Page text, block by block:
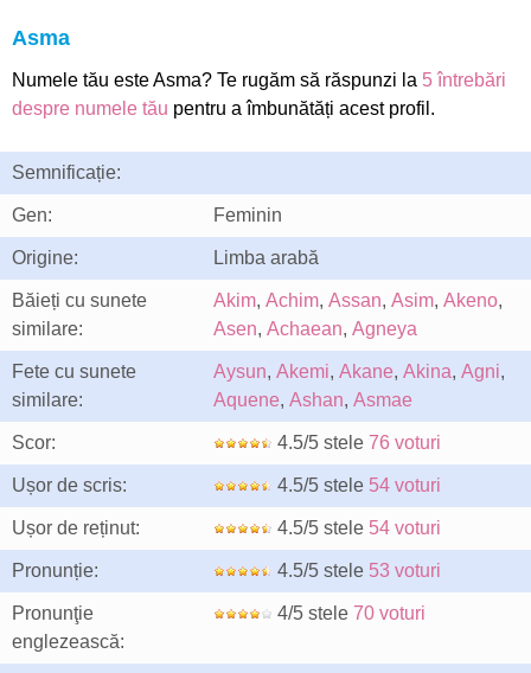
Asma
Numele tău este Asma? Te rugăm să răspunzi la 5 întrebări
despre numele tău pentru a îmbunătăți acest profil.
Semnificație:
Gen: Feminin
Origine: Limba arabă
Băieți cu sunete
similare:
Akim, Achim, Assan, Asim, Akeno,
Asen, Achaean, Agneya
Fete cu sunete
similare:
Aysun, Akemi, Akane, Akina, Agni,
Aquene, Ashan, Asmae
Scor: 4.5/5 stele 76 voturi
Ușor de scris: 4.5/5 stele 54 voturi
Ușor de reținut: 4.5/5 stele 54 voturi
Pronunție: 4.5/5 stele 53 voturi
Pronunţie
englezească:
4/5 stele 70 voturi